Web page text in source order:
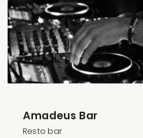
Amadeus Bar
Resto bar